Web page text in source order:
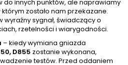
do innych punktów, ale naprawiamy
zostało nam przekazane.
wyraźny sygnał, świadczący o
rzetelności i wiarygodności.
– kiedy wymiana gniazda
D855 zostanie wykonana,
testów. Przed oddaniem